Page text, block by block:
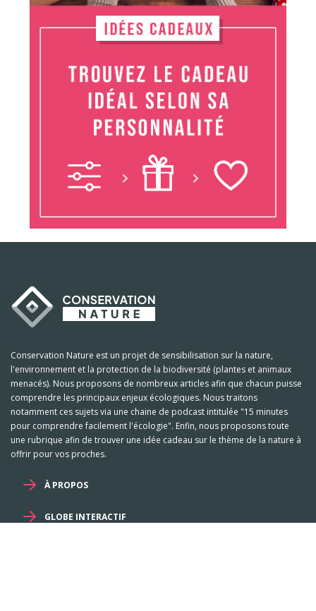
Conservation Nature est un projet de sensibilisation sur la nature,
l'environnement et la protection de la biodiversité (plantes et animaux
menacés). Nous proposons de nombreux articles afin que chacun puisse
comprendre les principaux enjeux écologiques. Nous traitons
notamment ces sujets via une chaine de podcast intitulée "15 minutes
pour comprendre facilement l'écologie". Enfin, nous proposons toute
une rubrique afin de trouver une idée cadeau sur le thème de la nature à
offrir pour vos proches.
À PROPOS
GLOBE INTERACTIF